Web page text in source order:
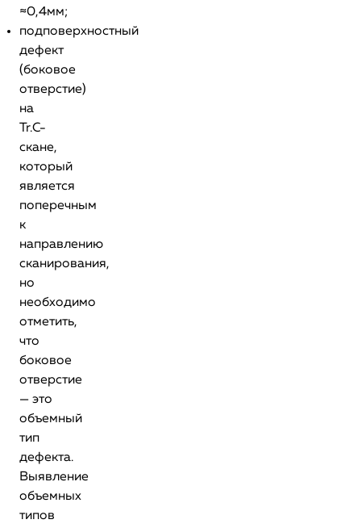
≈0,4мм;
подповерхностный
дефект
(боковое
отверстие)
на
Tr.С-
скане,
который
является
поперечным
к
направлению
сканирования,
но
необходимо
отметить,
что
боковое
отверстие
— это
объемный
тип
дефекта.
Выявление
объемных
типов